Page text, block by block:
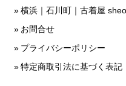
横浜｜石川町｜古着屋
お問合せ
プライバシーポリシー
特定商取引法に基づく表記